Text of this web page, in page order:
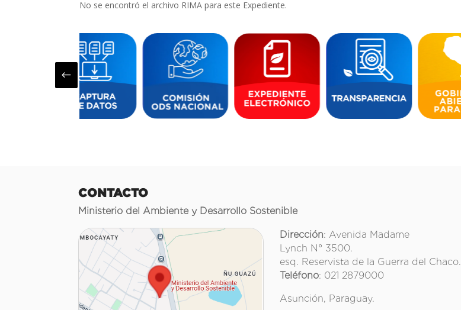
No se encontró el archivo RIMA para este Expediente.
#
CONTACTO
Ministerio del Ambiente y Desarrollo Sostenible
Dirección: Avenida Madame
Lynch N° 3500.
esq. Reservista de la Guerra del Chaco.
Teléfono: 021 2879000
Asunción, Paraguay.